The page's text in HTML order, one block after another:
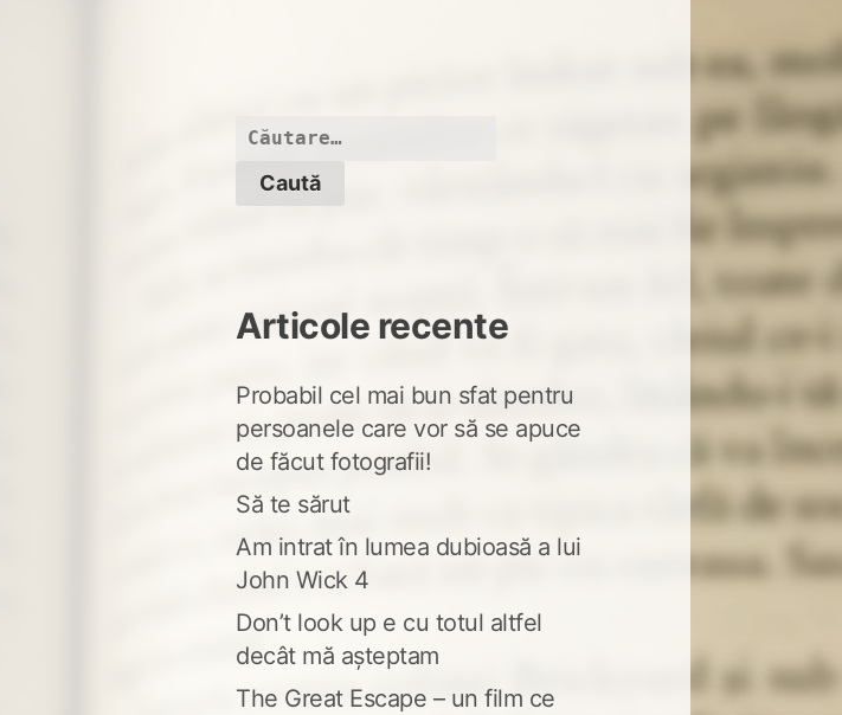
Caută
Articole recente
Probabil cel mai bun sfat pentru
persoanele care vor să se apuce
de făcut fotografii!
Să te sărut
Am intrat în lumea dubioasă a lui
John Wick 4
Don’t look up e cu totul altfel
decât mă așteptam
The Great Escape – un film ce